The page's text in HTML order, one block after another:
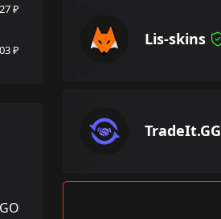
₽
₽
Lis-skins
TradeIt.GG